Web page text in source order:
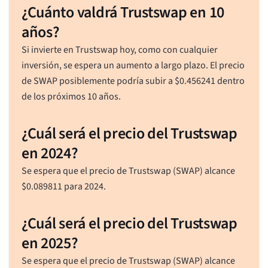
¿Cuánto valdrá Trustswap en 10
años?
Si invierte en Trustswap hoy, como con cualquier
inversión, se espera un aumento a largo plazo. El precio
de SWAP posiblemente podría subir a $0.456241dentro
de los próximos 10 años.
¿Cuál será el precio del Trustswap
en 2024?
Se espera que el precio de Trustswap (SWAP) alcance
$0.089811 para 2024.
¿Cuál será el precio del Trustswap
en 2025?
Se espera que el precio de Trustswap (SWAP) alcance